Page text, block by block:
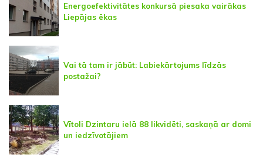
Energoefektivitātes konkursā piesaka vairākas
Liepājas ēkas
Vai tā tam ir jābūt: Labiekārtojums līdzās
postažai?
Vītoli Dzintaru ielā 88 likvidēti, saskaņā ar domi
un iedzīvotājiem